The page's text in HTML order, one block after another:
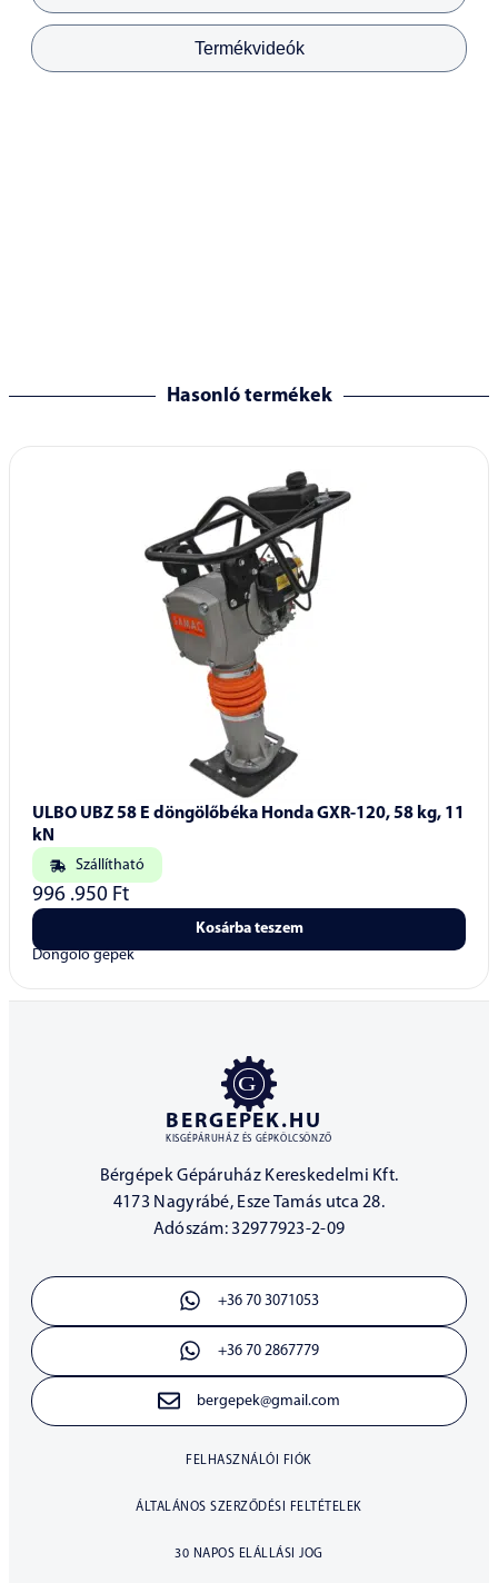
Termékvideók
Hasonló termékek
ULBO UBZ 58 E döngölőbéka Honda GXR-120, 58 kg, 11
kN
Szállítható
996 .950 Ft
Kosárba teszem
Döngölő gépek
BERGEPEK.HU
KISGÉPÁRUHÁZ ÉS GÉPKÖLCSÖNZŐ
Bérgépek Gépáruház Kereskedelmi Kft.
4173 Nagyrábé, Esze Tamás utca 28.
Adószám: 32977923-2-09
+36 70 3071053
+36 70 2867779
bergepek@gmail.com
FELHASZNÁLÓI FIÓK
ÁLTALÁNOS SZERZŐDÉSI FELTÉTELEK
30 NAPOS ELÁLLÁSI JOG